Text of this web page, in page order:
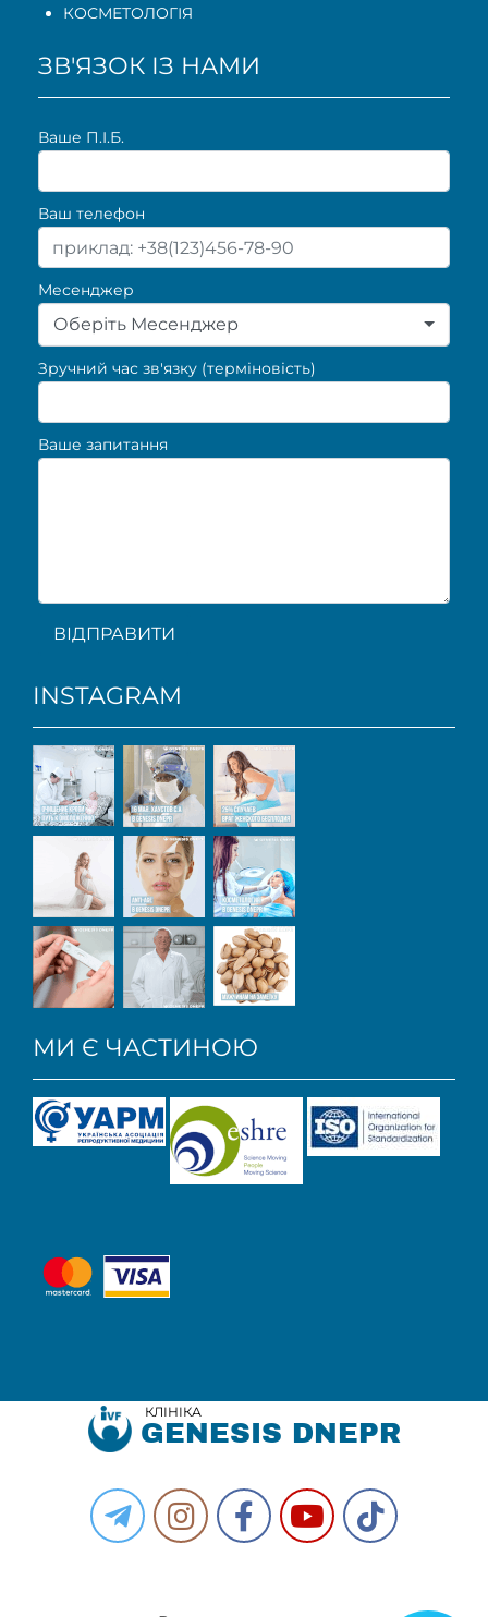
КОСМЕТОЛОГІЯ
ЗВ'ЯЗОК ІЗ НАМИ
Ваше П.I.Б.
Ваш телефон
Месенджер
Оберіть Месенджер
Зручний час зв'язку (терміновість)
Ваше запитання
ВІДПРАВИТИ
INSTAGRAM
МИ Є ЧАСТИНОЮ
КЛІНІКА
GENESIS DNEPR